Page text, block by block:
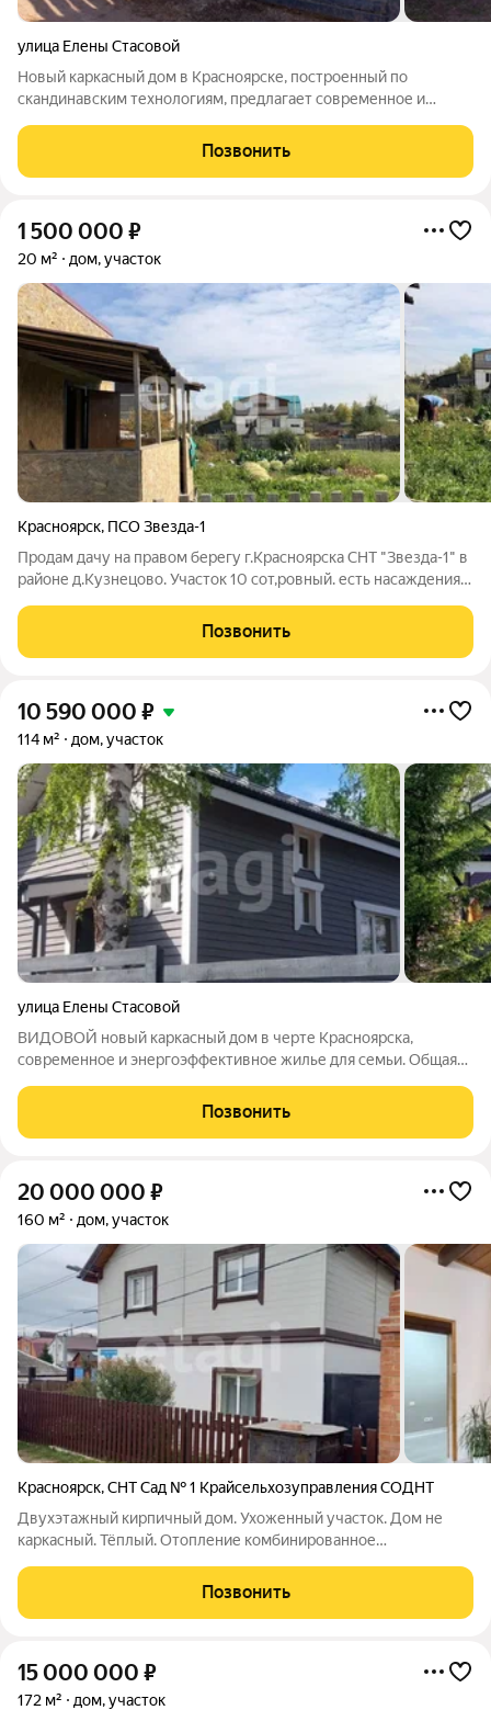
улица Елены Стасовой
Новый каркасный дом в Красноярске, построенный по
скандинавским технологиям, предлагает современное и
расположен в экологически благоприятном районе с развитой
инфраструктурой: в 5-7 минутах ходьбы
Позвонить
1 500 000 ₽
20 м² дом, участок
Красноярск, ПСО Звезда-1
Продам дачу на правом берегу г.Красноярска СНТ "Звезда-1" в
районе д.Кузнецово. Участок 10 сот,ровный. есть насаждения и
забором из дерева. Дом каркасный с верандой, не утеплен.В
доме одна
Позвонить
10 590 000 ₽
114 м² дом, участок
улица Елены Стасовой
ВИДОВОЙ новый каркасный дом в черте Красноярска,
современное и энергоэффективное жилье для семьи. Общая
планировка. На первом этаже расположена гостиная,
совмещенная с кухней, спальня, санузел
Позвонить
20 000 000 ₽
160 м² дом, участок
Красноярск,СНТ Сад № 1 Крайсельхозуправления СОДНТ
Двухэтажный кирпичный дом. Ухоженный участок. Дом не
каркасный. Тёплый. Отопление комбинированное
Имеется тёплая мансарда, капитальный погреб и котельная
(расположены в цоколе). На каждом этаже
Позвонить
15 000 000 ₽
172 м² дом, участок